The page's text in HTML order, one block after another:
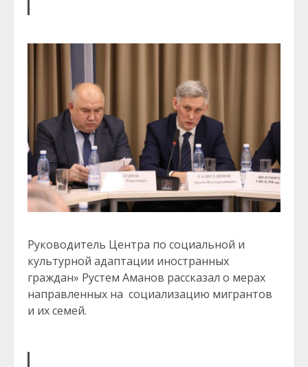
Руководитель Центра по социальной и
культурной адаптации иностранных
граждан» Рустем Аманов рассказал о мерах
направленных на социализацию мигрантов
и их семей.